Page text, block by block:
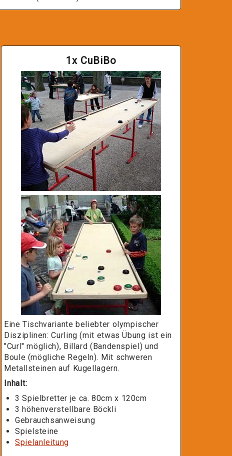
1x CuBiBo
Eine Tischvariante beliebter olympischer
Disziplinen: Curling (mit etwas Übung ist ein
"Curl" möglich), Billard (Bandenspiel) und
Boule (mögliche Regeln). Mit schweren
Metallsteinen auf Kugellagern.
Inhalt:
3 Spielbretter je ca. 80cm x 120cm
3 höhenverstellbare Böckli
Gebrauchsanweisung
Spielsteine
Spielanleitung